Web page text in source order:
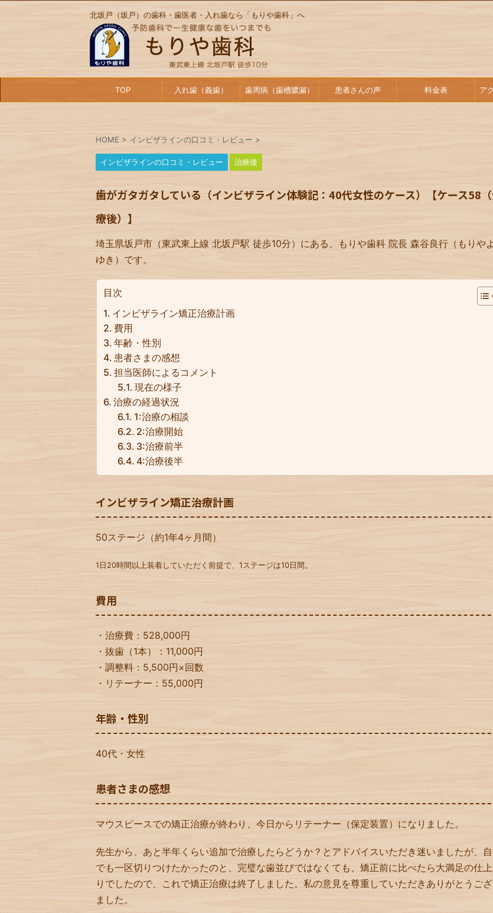
北坂戸（坂戸）の歯科・歯医者・入れ歯なら「もりや歯科」へ
TOP 入れ歯（義歯） 歯周病（歯槽膿漏） 患者さんの声 料金表 ア
HOME > インビザラインの口コミ・レビュー >
インビザラインの口コミ・レビュー 治療後
歯がガタガタしている（インビザライン体験記：40代女性のケース）【ケース58
療後）】
埼玉県坂戸市（東武東上線 北坂戸駅 徒歩10分）にある、もりや歯科 院長 森谷良行（もりや
ゆき）です。
目次
インビザライン矯正治療計画
費用
年齢・性別
患者さまの感想
担当医師によるコメント
現在の様子
治療の経過状況
1:治療の相談
2:治療開始
3:治療前半
4:治療後半
インビザライン矯正治療計画
50ステージ（約1年4ヶ月間）
1日20時間以上装着していただく前提で、1ステージは10日間。
費用
・治療費：528,000円
・抜歯（1本）：11,000円
・調整料：5,500円×回数
・リテーナー：55,000円
年齢・性別
40代・女性
患者さまの感想
マウスピースでの矯正治療が終わり、今日からリテーナー（保定装置）になりました。
先生から、あと半年くらい追加で治療したらどうか？とアドバイスいただき迷いましたが、
でも一区切りつけたかったのと、完璧な歯並びではなくても、矯正前に比べたら大満足の仕
りでしたので、これで矯正治療は終了しました。私の意見を尊重していただきありがとうご
ました。